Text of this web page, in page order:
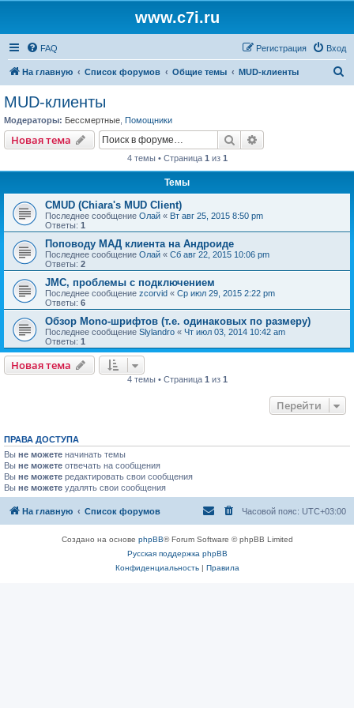
www.c7i.ru
FAQ Вход
Регистрация
На главную Список форумов Общие темы MUD-клиенты
MUD-клиенты
Модераторы: Бессмертные Помощники
Новая тема Поиск
4 темы • Страница 1 из 1
Темы
CMUD (Chiara's MUD Client)
Последнее сообщение Олай « Вт авг 25, 2015 8:50 pm
Ответы: 1
Поповоду МАД клиента на Андроиде
Последнее сообщение Олай « Сб авг 22, 2015 10:06 pm
Ответы: 2
JMC, проблемы с подключением
Последнее сообщение zcorvid « Ср июл 29, 2015 2:22 pm
Ответы: 6
Обзор Mono-шрифтов (т.е. одинаковых по размеру)
Последнее сообщение Slylandro « Чт июл 03, 2014 10:42 am
Ответы: 1
Новая тема
4 темы • Страница 1 из 1
Перейти
ПРАВА ДОСТУПА
Вы не можете начинать темы
Вы не можете отвечать на сообщения
Вы не можете редактировать свои сообщения
Вы не можете удалять свои сообщения
На главную Список форумов Часовой пояс: UTC+03:00
Создано на основе phpBB® Forum Software © phpBB Limited
Русская поддержка phpBB
Конфиденциальность| Правила